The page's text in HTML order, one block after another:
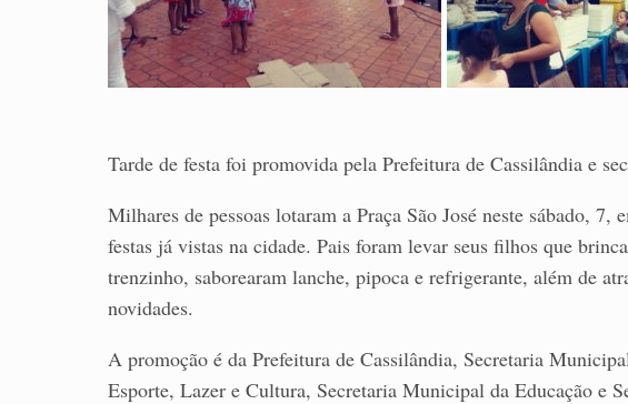
Tarde de festa foi promovida pela Prefeitura de Cassilândia e
Milhares de pessoas lotaram a Praça São José neste sábado, 7,
festas já vistas na cidade. Pais foram levar seus filhos que
trenzinho, saborearam lanche, pipoca e refrigerante, além de
novidades.
A promoção é da Prefeitura de Cassilândia, Secretaria
Esporte, Lazer e Cultura, Secretaria Municipal da Educação e